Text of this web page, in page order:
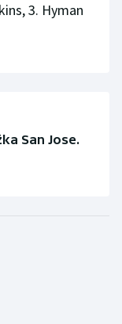
3. Hyman
San Jose.